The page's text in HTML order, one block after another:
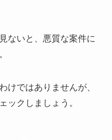
ないと、悪質な案件に
けではありませんが、
ックしましょう。